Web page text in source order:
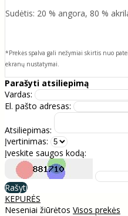
Sudėtis: 20 % angora, 80 %
*Prekės spalva gali nežymiai skirtis nuo
ekranų nustatymai.
Parašyti atsiliepimą
Vardas:
El. pašto adresas:
Atsiliepimas:
Įvertinimas:
Įveskite saugos kodą:
Rašyti
KEPURĖS
Neseniai žiūrėtos Visos prekės